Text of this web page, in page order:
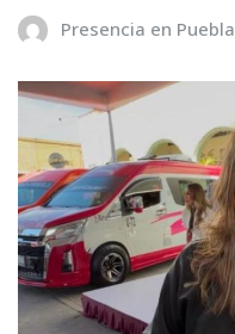
Presencia en Puebla